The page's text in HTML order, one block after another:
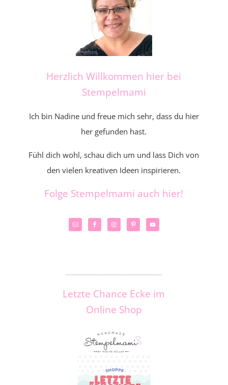
Herzlich Willkommen hier bei
Stempelmami
Ich bin Nadine und freue mich sehr, dass du hier
her gefunden hast.
Fühl dich wohl, schau dich um und lass Dich von
den vielen kreativen Ideen inspirieren.
Folge Stempelmami auch hier!
Letzte Chance Ecke im
Online Shop